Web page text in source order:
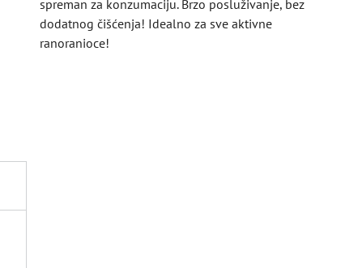
spreman za konzumaciju. Brzo posluživanje, bez
dodatnog čišćenja! Idealno za sve aktivne
ranoranioce!